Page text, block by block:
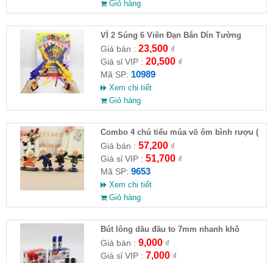
Giỏ hàng
VỈ 2 Súng 6 Viên Đạn Bắn Dín Tường
Giá bán : 23,500₫
Giá sỉ VIP : 20,500₫
Mã SP: 10989
Xem chi tiết
Giỏ hàng
Combo 4 chú tiểu múa võ ôm bình rượu (
HĐ )
Giá bán : 57,200₫
Giá sỉ VIP : 51,700₫
Mã SP: 9653
Xem chi tiết
Giỏ hàng
Bút lông dầu đầu to 7mm nhanh khô
Giá bán : 9,000₫
Giá sỉ VIP : 7,000₫